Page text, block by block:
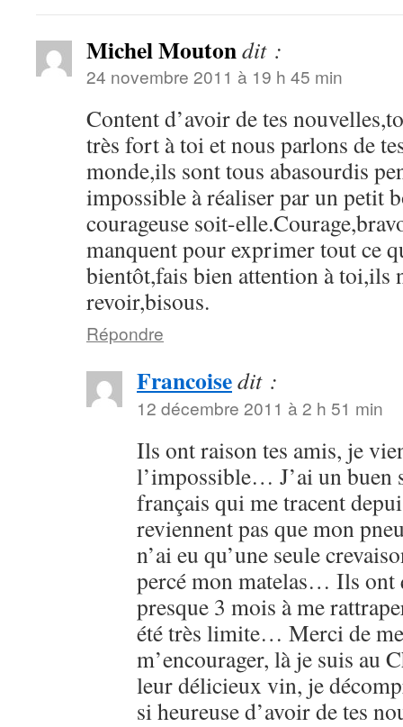
Michel Moutondit :
24 novembre 2011 à 19 h 45 min
Content d’avoir de tes
très fort à toi et nous parlons de
monde,ils sont tous abasourdis
impossible à réaliser par un petit
courageuse soit-
manquent pour exprimer tout ce
bientôt,fais bien attention à toi,ils
revoir,bisous.
Répondre
Francoisedit :
12 décembre 2011 à 2 h 51 min
Ils ont raison tes amis, je
l’impossible… J’ai un
français qui me tracent
reviennent pas que mon
n’ai eu qu’une seule
percé mon matelas… Ils ont
presque 3 mois à me
été très limite… Merci de
m’encourager, là je suis au
leur délicieux vin, je
si heureuse d’avoir de tes